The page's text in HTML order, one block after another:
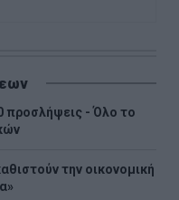
προσλήψεις - Όλο το
την οικονομική